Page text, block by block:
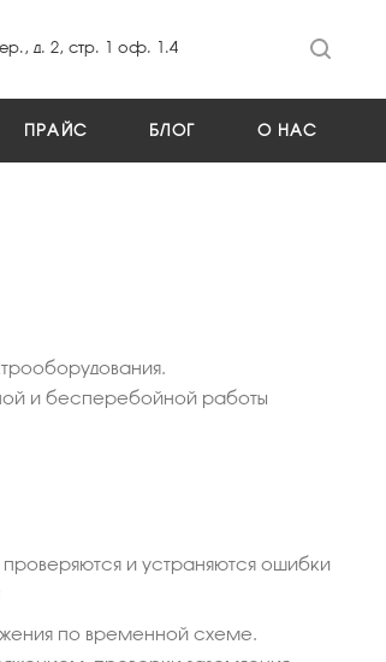
д. 2, стр. 1 оф. 1.4
ПРАЙС БЛОГ О НАС
и бесперебойной работы
и устраняются ошибки
по временной схеме.